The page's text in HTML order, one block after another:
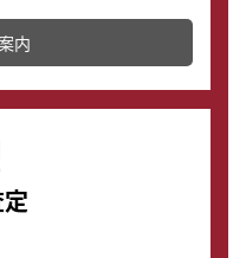
本店では、時計販売の
してお得に新しい時計
内